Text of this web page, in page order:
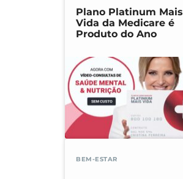
Plano Platinum Mais
Vida da Medicare é
Produto do Ano
BEM-ESTAR